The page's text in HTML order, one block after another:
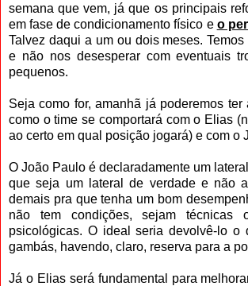
semana que vem, já que os principais
em fase de condicionamento físico e o
Talvez daqui a um ou dois meses.
e não nos desesperar com eventuais
pequenos.
Seja como for, amanhã já poderemos
como o time se comportará com o Elias
ao certo em qual posição jogará) e com o
O João Paulo é declaradamente um
que seja um lateral de verdade e não
demais pra que tenha um bom
não tem condições, sejam
psicológicas. O ideal seria devolvê-lo o
gambás, havendo, claro, reserva para a
Já o Elias será fundamental para